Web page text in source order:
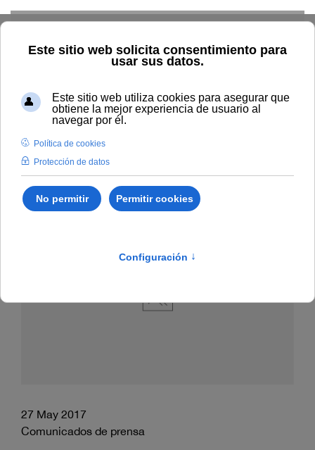
Inicio Noticias
Comunicados de prensa
27 May 2017
Comunicados de prensa